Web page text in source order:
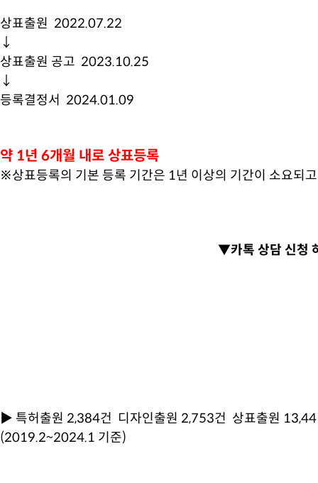
상표출원 2022.07.22
↓
상표출원 공고 2023.10.25
↓
등록결정서 2024.01.09
약 1년 6개월 내로 상표등록
※상표등록의 기본 등록 기간은 1년 이상의 기간이 소요되
▼카톡 상담 신청
▶ 특허출원 2,384건 디자인출원 2,753건 상표출원
(2019.2~2024.1 기준)